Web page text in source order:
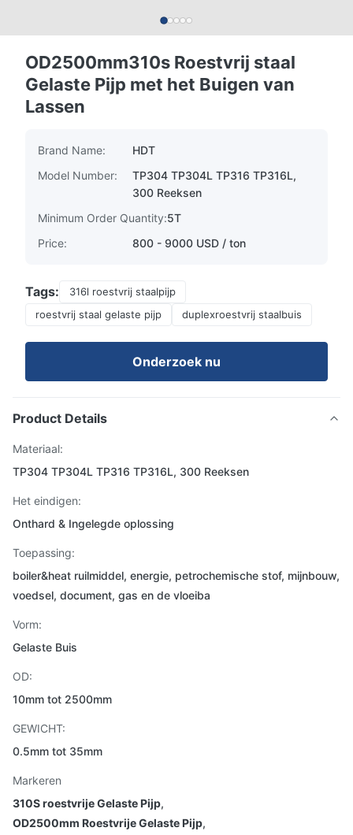
OD2500mm310s Roestvrij staal
Gelaste Pijp met het Buigen van
Lassen
Brand Name:
HDT
Model Number:
TP304 TP304L TP316 TP316L,
300 Reeksen
Minimum Order Quantity:5T
Price:
800 - 9000 USD / ton
Tags:
316l roestvrij staalpijp
roestvrij staal gelaste pijp
duplexroestvrij staalbuis
Onderzoek nu
Product Details
Materiaal:
TP304 TP304L TP316 TP316L, 300 Reeksen
Het eindigen:
Onthard & Ingelegde oplossing
Toepassing:
boiler&heat ruilmiddel, energie, petrochemische stof, mijnbouw,
voedsel, document, gas en de vloeiba
Vorm:
Gelaste Buis
OD:
10mm tot 2500mm
GEWICHT:
0.5mm tot 35mm
Markeren
310S roestvrije Gelaste Pijp,
OD2500mm Roestvrije Gelaste Pijp,